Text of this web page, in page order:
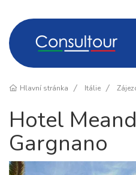
Hlavní stránka Itálie
Hotel
Gargnano